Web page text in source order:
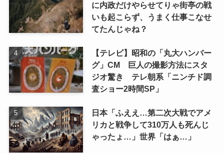
に内政だけやらせてりゃ街亭の戦
いも起こらず、うまく仕事こなせ
てたんじゃね？
【テレビ】昭和の「丸大ハンバー
グ」CM 巨人の撮影方法にスタ
ジオ驚き テレ朝系「ニンチド調
査ショー2時間SP」
日本「ふええ…第二次大戦でアメ
リカと戦争して310万人も死んじ
ゃったょ…」世界「はぁ…」